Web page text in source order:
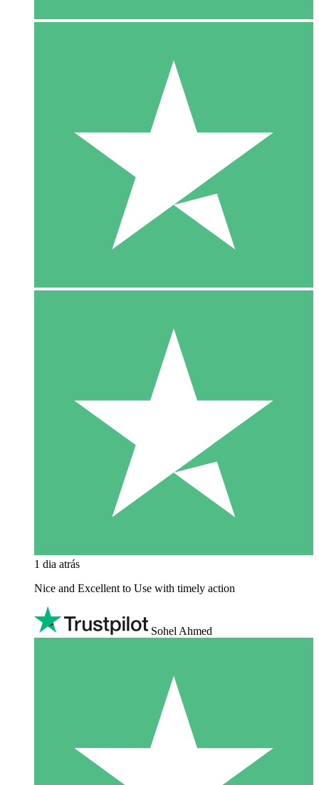
1 dia atrás
Nice and Excellent to Use with timely action
Sohel Ahmed